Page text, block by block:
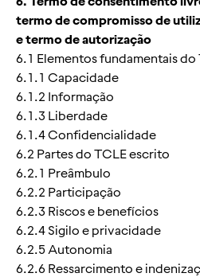
termo de compromisso de
e termo de autorização
6.1 Elementos fundamentais do
6.1.1 Capacidade
6.1.2 Informação
6.1.3 Liberdade
6.1.4 Confidencialidade
6.2 Partes do TCLE escrito
6.2.1 Preâmbulo
6.2.2 Participação
6.2.3 Riscos e benefícios
6.2.4 Sigilo e privacidade
6.2.5 Autonomia
6.2.6 Ressarcimento e